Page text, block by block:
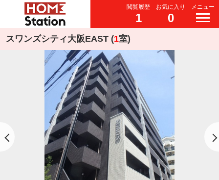
閲覧履歴
1
お気に入り
0
メニュー
スワンズシティ大阪EAST (1室)